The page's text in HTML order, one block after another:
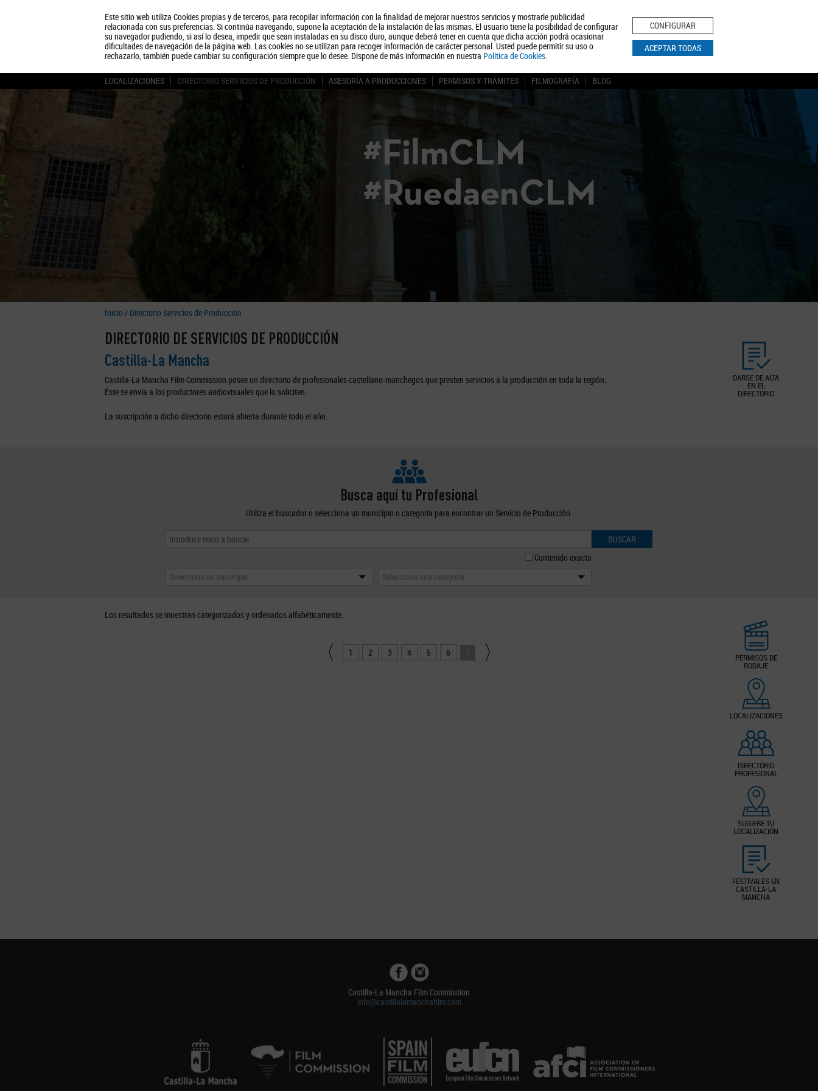
Este sitio web utiliza Cookies propias y de terceros, para recopilar información con la finalidad de mejorar nuestros servicios y mostrarle publicidad
relacionada con sus preferencias. Si continúa navegando, supone la aceptación de la instalación de las mismas. El usuario tiene la posibilidad de configurar
su navegador pudiendo, si así lo desea, impedir que sean instaladas en su disco duro, aunque deberá tener en cuenta que dicha acción podrá ocasionar
dificultades de navegación de la página web. Las cookies no se utilizan para recoger información de carácter personal. Usted puede permitir su uso o
rechazarlo, también puede cambiar su configuración siempre que lo desee. Dispone de más información en nuestra Política de Cookies.
CONFIGURAR
ACEPTAR TODAS
Quiénes somos Turismo Política de Privacidad Aviso Legal Política de Cookies
BUSCAR
LOCALIZACIONES DIRECTORIO SERVICIOS DE PRODUCCIÓN ASESORÍA A PRODUCCIONES PERMISOS Y TRÁMITES FILMOGRAFÍA BLOG
#FilmCLM
#RuedaenCLM
Inicio / Directorio Servicios de Producción
DARSE DE ALTA
EN EL
DIRECTORIO
DIRECTORIO DE SERVICIOS DE PRODUCCIÓN
Castilla-La Mancha
Castilla-La Mancha Film Commission posee un directorio de profesionales castellano-manchegos que presten servicios a la producción en toda la región.
Éste se envía a los productores audiovisuales que lo soliciten.
La suscripción a dicho directorio estará abierta durante todo el año.
Busca aquí tu Profesional
Utiliza el buscador o selecciona un municipio o categoría para encontrar un Servicio de Producción.
BUSCAR
Contenido exacto
Selecciona un municipio
Selecciona una categoría
PERMISOS DE
RODAJE
LOCALIZACIONES
DIRECTORIO
PROFESIONAL
SUGIERE TU
LOCALIZACIÓN
FESTIVALES EN
CASTILLA-LA
MANCHA
Los resultados se muestran categorizados y ordenados alfabéticamente.
1 2 3 4 5 6 7
Castilla-La Mancha Film Commission
info@castillalamanchafilm.com